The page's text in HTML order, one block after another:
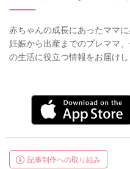
赤ちゃんの成長にあったママ
妊娠から出産までのプレママ
の生活に役立つ情報をお届けし
記事制作への取り組み